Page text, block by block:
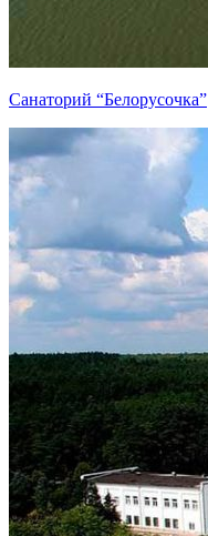
Санаторий “Белорусочка”